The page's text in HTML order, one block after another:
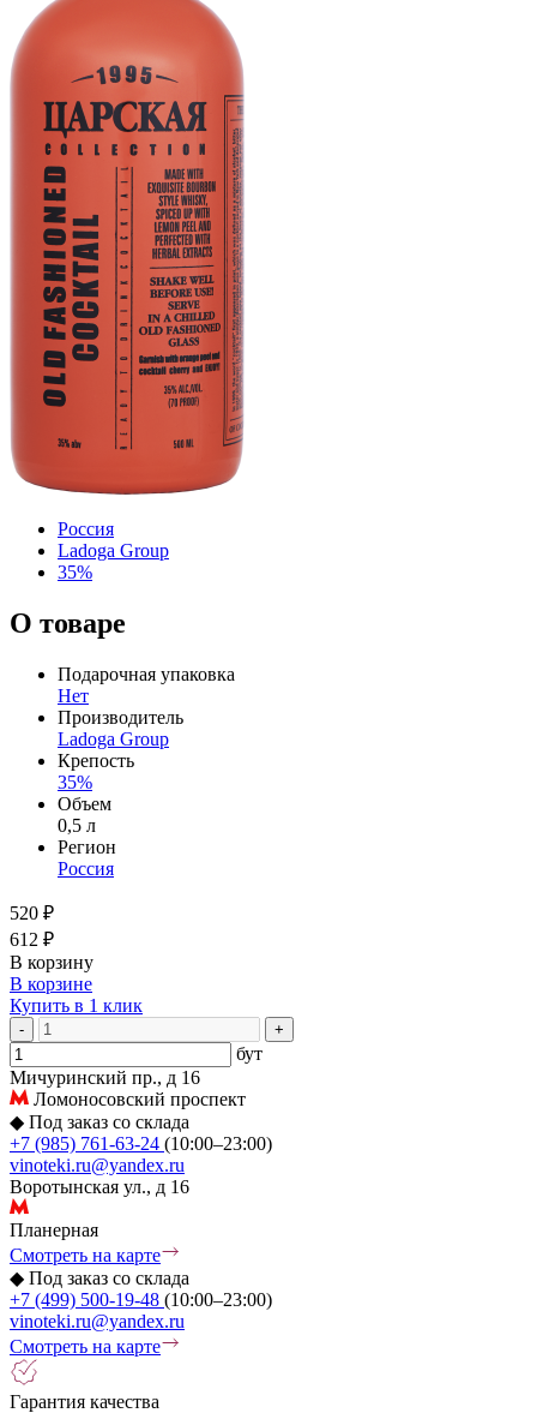
Россия
Ladoga Group
35%
О товаре
Подарочная упаковка
Нет
Производитель
Ladoga Group
Крепость
35%
Объем
0,5 л
Регион
Россия
520 ₽
612 ₽
В корзину
В корзине
Купить в 1 клик
- +
бут
Мичуринский пр., д 16
Ломоносовский проспект
◆ Под заказ со склада
+7 (985) 761-63-24 (10:00–23:00)
vinoteki.ru@yandex.ru
Воротынская ул., д 16
Планерная
Смотреть на карте
◆ Под заказ со склада
+7 (499) 500-19-48 (10:00–23:00)
vinoteki.ru@yandex.ru
Смотреть на карте
Гарантия качества